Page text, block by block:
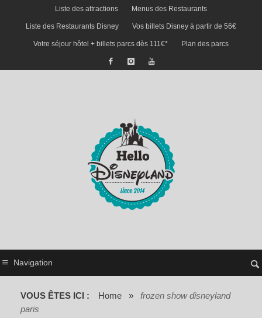
Liste des attractions Menus des Restaurants
Liste des Restaurants Disney Vos billets Disney à partir de 56€
Votre séjour hôtel + billets parcs dès 111€* Plan des parcs
Navigation
VOUS ÊTES ICI : Home »
frozen show disneyland
paris